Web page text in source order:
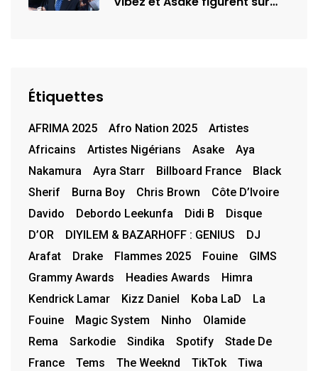
Étiquettes
AFRIMA 2025 Afro Nation 2025
Artistes
Africains
Artistes Nigérians Asake
Aya
Nakamura
Ayra Starr Billboard France
Black
Sherif
Burna Boy Chris Brown
Côte D’Ivoire
Davido
Debordo Leekunfa Didi B
Disque
D’OR
DIYILEM & BAZARHOFF : GENIUS
DJ
Arafat
Drake Flammes 2025 Fouine
GIMS
Grammy Awards
Headies Awards
Himra
Kendrick Lamar
Kizz Daniel Koba LaD
La
Fouine
Magic System Ninho
Olamide
Rema
Sarkodie Sindika Spotify
Stade De
France
Tems The Weeknd TikTok
Tiwa